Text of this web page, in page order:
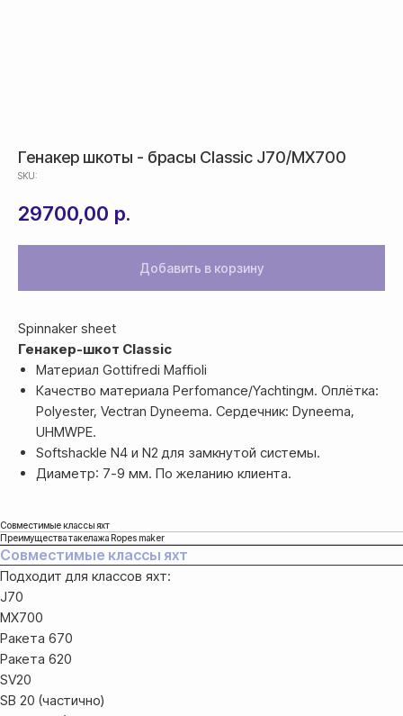
Генакер шкоты - брасы Classic J70/MX700
SKU:
29700,00 р.
Добавить в корзину
Spinnaker sheet
Генакер-шкот Classic
Материал Gottifredi Maffioli
Качество материала Perfomance/Yachtingм. Оплётка:
Polyester, Vectran Dyneema. Сердечник: Dyneema,
UHMWPE.
Softshackle N4 и N2 для замкнутой системы.
Диаметр: 7-9 мм. По желанию клиента.
Совместимые классы яхт
Преимущества такелажа Ropes maker
Совместимые классы яхт
Подходит для классов яхт:
J70
MX700
Ракета 670
Ракета 620
SV20
SB 20 (частично)